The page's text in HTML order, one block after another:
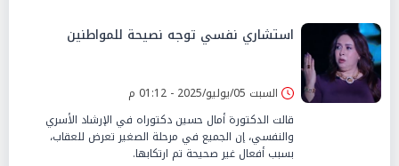
استشاري نفسي توجه نصيحة للمواطنين
السبت 05/يوليو/2025 - 01:12 م
قالت الدكتورة أمال حسين دكتوراه في الإرشاد الأسري
والنفسي، إن الجميع في مرحلة الصغير تعرض للعقاب،
بسبب أفعال غير صحيحة تم ارتكابها.